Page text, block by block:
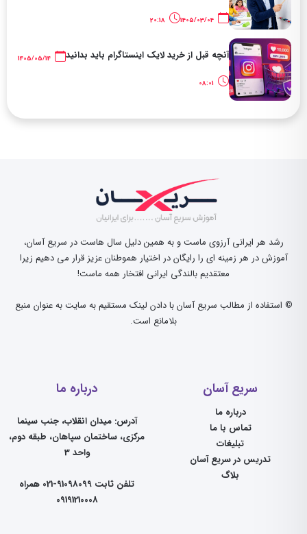
20:18
آنچه قبل از خرید لایک اینستاگرام باید بدانید
رشد هر ایرانی آرزوی ماست و به همین دلیل سال هاست در سریع آسان،
آموزش در هر زمینه ای را رایگان در اختیار هموطنان عزیز قرار می دهیم زیرا
معتقدیم بالندگی ایرانی افتخار همه ماست!
© استفاده از مطالب سریع آسان با دادن لینک مستقیم به سایت به عنوان منبع
بلامانع است.
سریع آسان
درباره ما
تماس با ما
تبلیغات
تدریس در سریع آسان
بلاگ
درباره ما
آدرس: میدان انقلاب، جنب سینما
مرکزی، ساختمان سپاهان، طبقه دوم،
واحد 3
تلفن ثابت 91098099-021 همراه
09191210008